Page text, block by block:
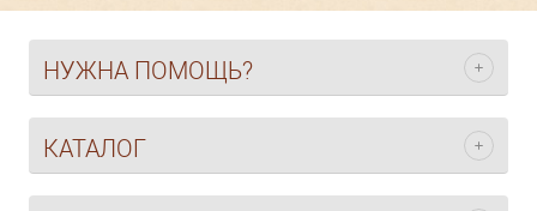
НУЖНА ПОМОЩЬ?
КАТАЛОГ